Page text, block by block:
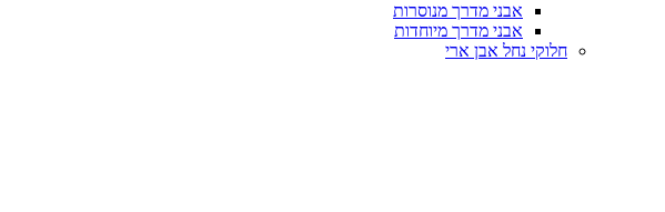
אבני מדרך מנוסרות
אבני מדרך מיוחדות
חלוקי נחל אבן ארי